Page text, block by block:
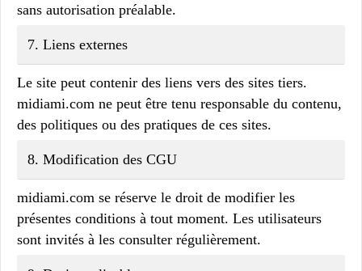
sans autorisation préalable.
7. Liens externes
Le site peut contenir des liens vers des sites tiers.
midiami.com ne peut être tenu responsable du contenu,
des politiques ou des pratiques de ces sites.
8. Modification des CGU
midiami.com se réserve le droit de modifier les
présentes conditions à tout moment. Les utilisateurs
sont invités à les consulter régulièrement.